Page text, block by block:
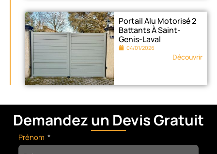
Portail Alu Motorisé 2
Battants À Saint-
Genis-Laval
04/01/2026
Découvrir
Demandez un Devis Gratuit
Prénom